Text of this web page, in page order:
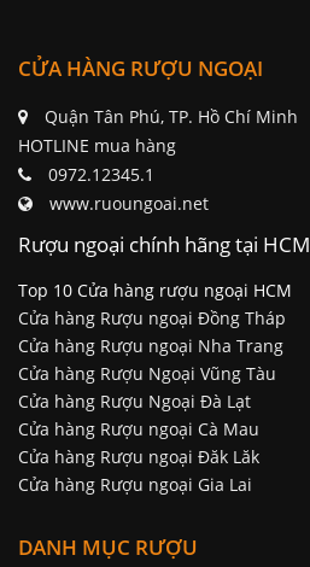
CỬA HÀNG RƯỢU NGOẠI
Quận Tân Phú, TP. Hồ Chí Minh
HOTLINE mua hàng
0972.12345.1
www.ruoungoai.net
Rượu ngoại chính hãng tại HCM
Top 10 Cửa hàng rượu ngoại HCM
Cửa hàng Rượu ngoại Đồng Tháp
Cửa hàng Rượu ngoại Nha Trang
Cửa hàng Rượu Ngoại Vũng Tàu
Cửa hàng Rượu Ngoại Đà Lạt
Cửa hàng Rượu ngoại Cà Mau
Cửa hàng Rượu ngoại Đăk Lăk
Cửa hàng Rượu ngoại Gia Lai
DANH MỤC RƯỢU